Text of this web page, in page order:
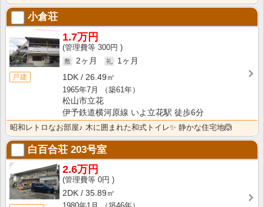
小倉荘
戸建
1.7万円
300円
2ヶ月
1ヶ月
1DK
26.49㎡
1965年7月
（築61年）
松山市立花
伊予鉄道横河原線 いよ立花駅 徒歩6分
昭和レトロなお部屋♪ 木に囲まれた和式トイレ✨ 静かな住宅地🙆
白百合荘 203号室
2.6万円
0円
2DK
35.89㎡